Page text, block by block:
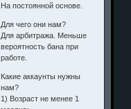
На постоянной основе.
Для чего они нам?
Для арбитража. Меньше
вероятность бана при
работе.
Какие аккаунты нужны
нам?
1) Возраст не менее 1